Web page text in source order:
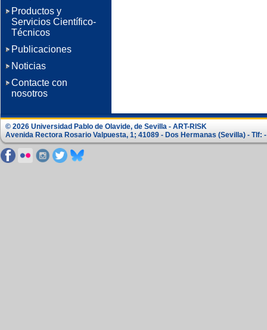
Productos y
Servicios Científico-
Técnicos
Publicaciones
Noticias
Contacte con
nosotros
© 2026 Universidad Pablo de Olavide, de Sevilla - ART-RISK
Avenida Rectora Rosario Valpuesta, 1; 41089 - Dos Hermanas (Sevilla) - Tlf: -